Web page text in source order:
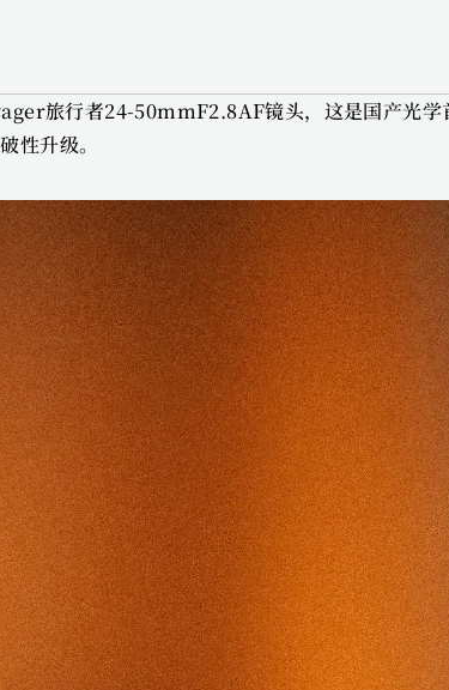
旅行者24-50mmF2.8AF镜头，这是国产光
性升级。